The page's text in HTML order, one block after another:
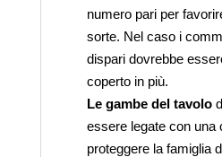
numero pari per
sorte. Nel caso i
dispari dovrebbe
coperto in più.
Le gambe del tavolo
essere legate con una
proteggere la famiglia